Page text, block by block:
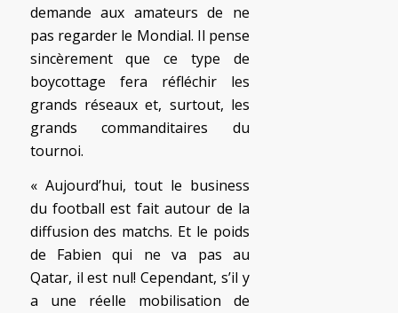
demande aux amateurs de ne
pas regarder le Mondial. Il pense
sincèrement que ce type de
boycottage fera réfléchir les
grands réseaux et, surtout, les
grands commanditaires du
tournoi.
« Aujourd’hui, tout le business
du football est fait autour de la
diffusion des matchs. Et le poids
de Fabien qui ne va pas au
Qatar, il est nul! Cependant, s’il y
a une réelle mobilisation de